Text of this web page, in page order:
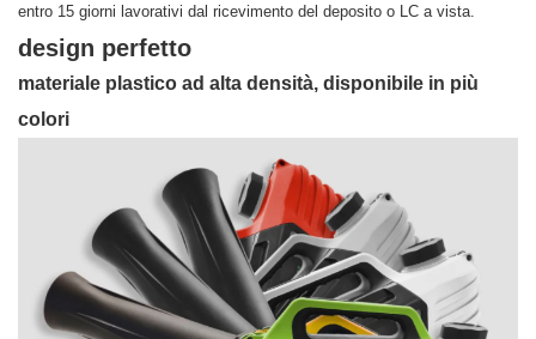
entro 15 giorni lavorativi dal ricevimento del deposito o LC a vista.
design perfetto
materiale plastico ad alta densità, disponibile in più
colori